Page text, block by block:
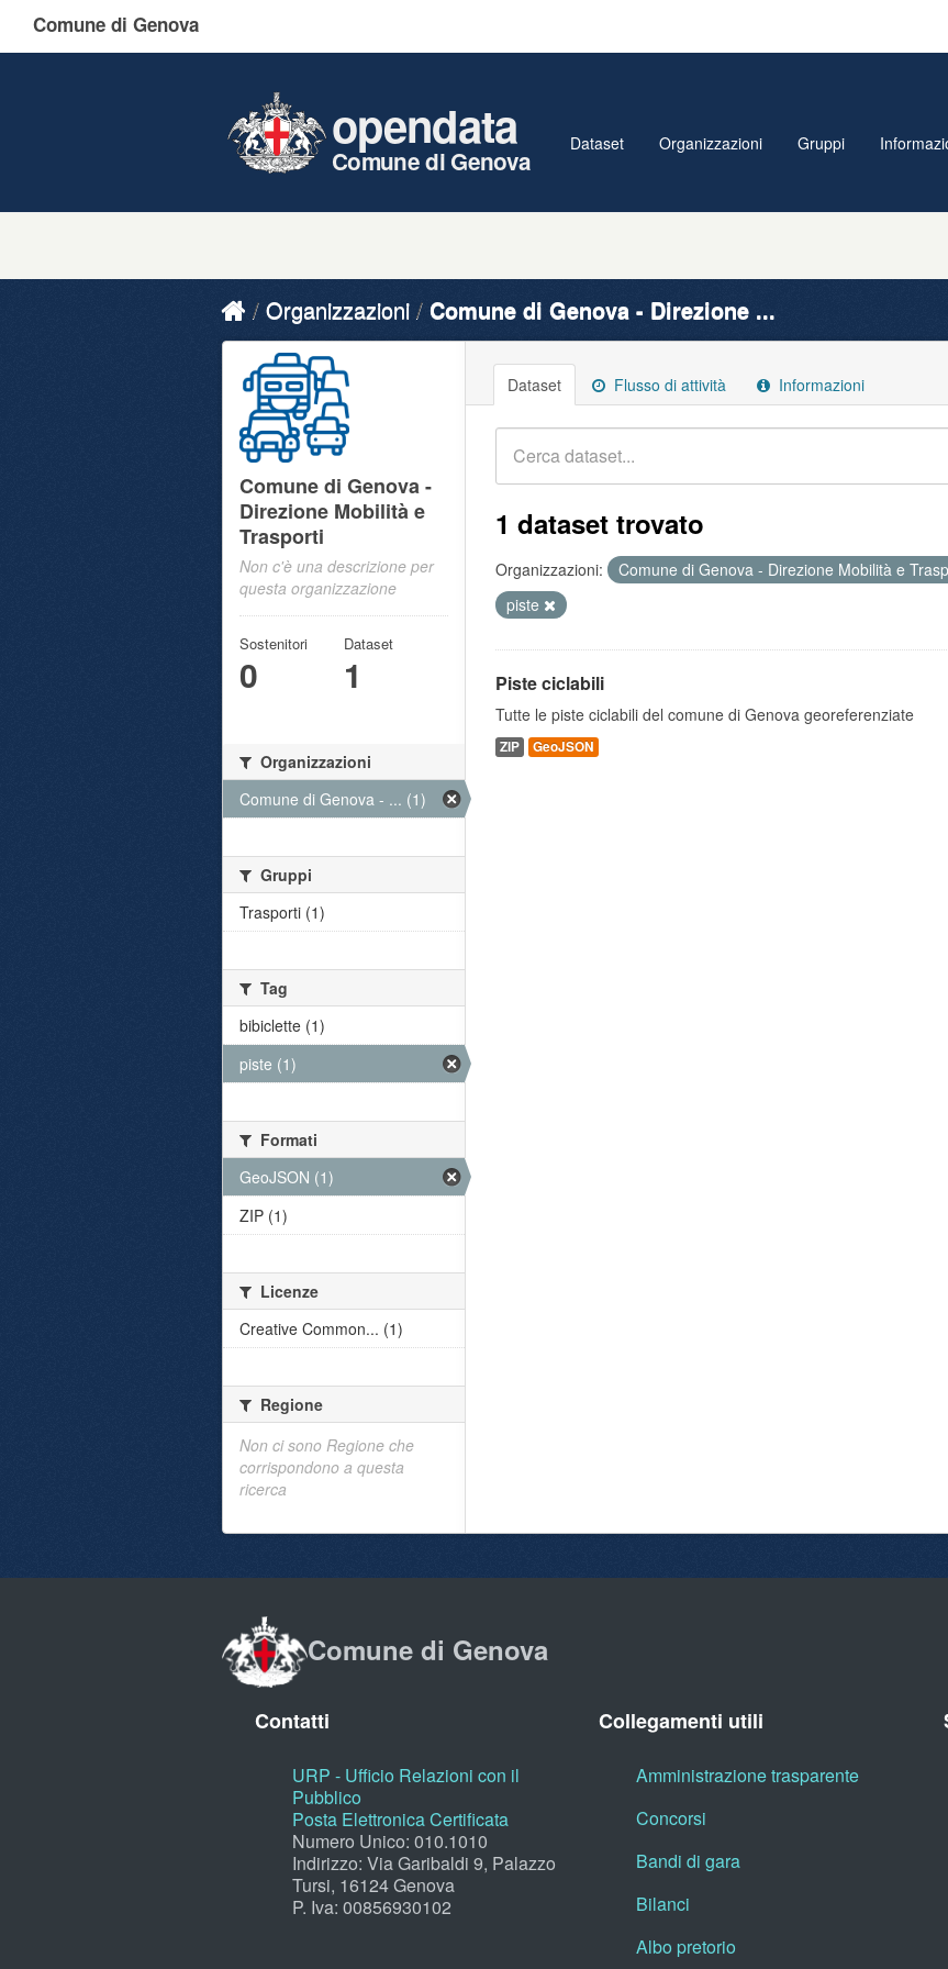
Comune di Genova
opendata
Comune di Genova
Dataset Organizzazioni Gruppi
Organizzazioni Comune di Genova - Direzione ...
Dataset Flusso di attività Informazioni
1 dataset trovato
Organizzazioni: Comune di Genova - Direzione Mobilità e
piste
Piste ciclabili
Tutte le piste ciclabili del comune di Genova georeferenziate
ZIP GeoJSON
Comune di Genova -
Direzione Mobilità e
Trasporti
Non c'è una descrizione per
questa organizzazione
Sostenitori
0
Dataset
1
Organizzazioni
Comune di Genova - ... (1)
Gruppi
Trasporti (1)
Tag
bibiclette (1)
piste (1)
Formati
GeoJSON (1)
ZIP (1)
Licenze
Creative Common... (1)
Regione
Non ci sono Regione che
corrispondono a questa
ricerca
Comune di Genova
Contatti
URP - Ufficio Relazioni con il
Pubblico
Posta Elettronica Certificata
Numero Unico: 010.1010
Indirizzo: Via Garibaldi 9, Palazzo
Tursi, 16124 Genova
P. Iva: 00856930102
Collegamenti utili
Amministrazione trasparente
Concorsi
Bandi di gara
Bilanci
Albo pretorio